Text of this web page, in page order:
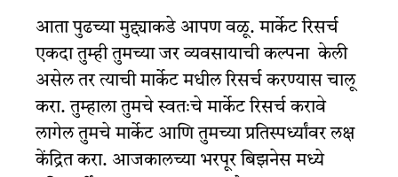
आता पुढच्या मुद्द्याकडे आपण वळू. मार्केट रिसर्च
एकदा तुम्ही तुमच्या जर व्यवसायाची कल्पना केली
असेल तर त्याची मार्केट मधील रिसर्च करण्यास चालू
करा. तुम्हाला तुमचे स्वतःचे मार्केट रिसर्च करावे
लागेल तुमचेमार्केट आणि तुमच्या प्रतिस्पर्ध्यांवर लक्ष
केंद्रित करा. आजकालच्या भरपूर बिझनेस मध्ये